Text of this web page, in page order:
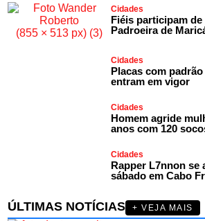
Cidades
Fiéis participam
Padroeira de
Cidades
Placas com
entram em vigor
Cidades
Homem agride
anos com 120
Cidades
Rapper L7nnon se
sábado em Cabo
ÚLTIMAS NOTÍCIAS
+ VEJA MAIS